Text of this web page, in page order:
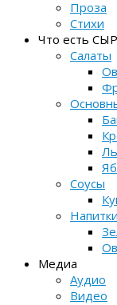
Проза
Стихи
Что есть
Салаты
Соусы
Напитки
Медиа
Аудио
Видео